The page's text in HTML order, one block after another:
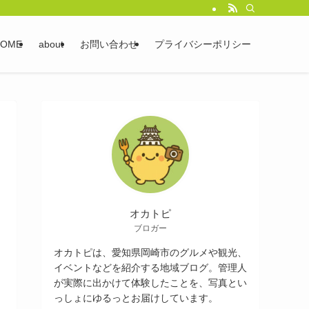
about お問い合わせ プライバシーポリシー
オカトピ
ブロガー
オカトピは、愛知県岡崎市のグルメや観光、
イベントなどを紹介する地域ブログ。管理人
が実際に出かけて体験したことを、写真とい
っしょにゆるっとお届けしています。